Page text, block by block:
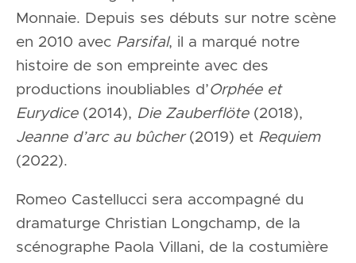
Monnaie. Depuis ses débuts sur notre scène
en 2010 avec Parsifal, il a marqué notre
histoire de son empreinte avec des
productions inoubliables d’Orphée et
Eurydice(2014), Die Zauberflöte(2018),
Jeanne d’arc au bûcher(2019) et Requiem
(2022).
Romeo Castellucci sera accompagné du
dramaturge Christian Longchamp, de la
scénographe Paola Villani, de la costumière